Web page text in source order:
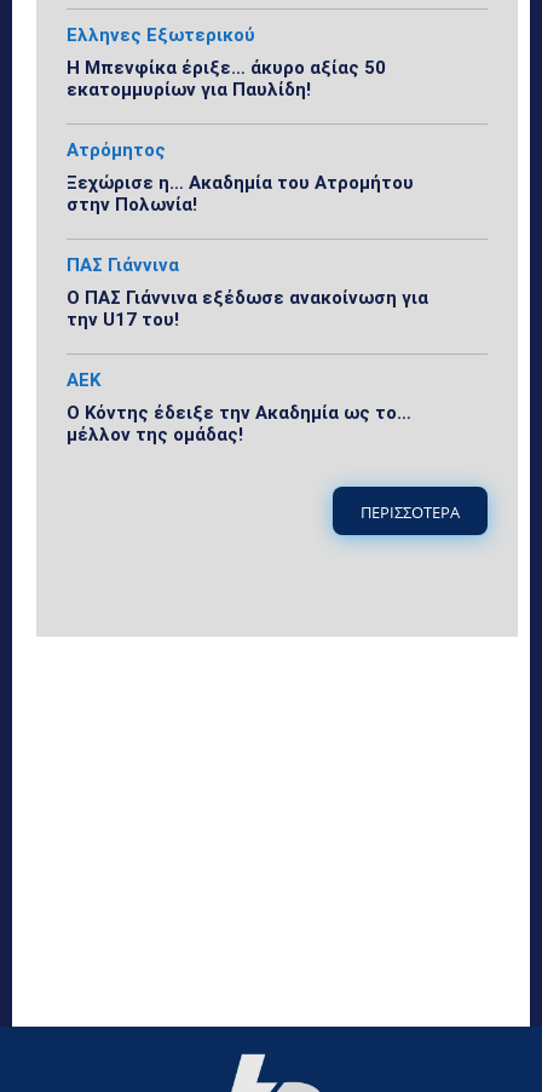
Ελληνες Εξωτερικού
Η Μπενφίκα έριξε… άκυρο αξίας 50
εκατομμυρίων για Παυλίδη!
Ατρόμητος
Ξεχώρισε η… Ακαδημία του Ατρομήτου
στην Πολωνία!
ΠΑΣ Γιάννινα
Ο ΠΑΣ Γιάννινα εξέδωσε ανακοίνωση για
την U17 του!
ΑΕΚ
Ο Κόντης έδειξε την Ακαδημία ως το…
μέλλον της ομάδας!
ΠΕΡΙΣΣΟΤΕΡΑ